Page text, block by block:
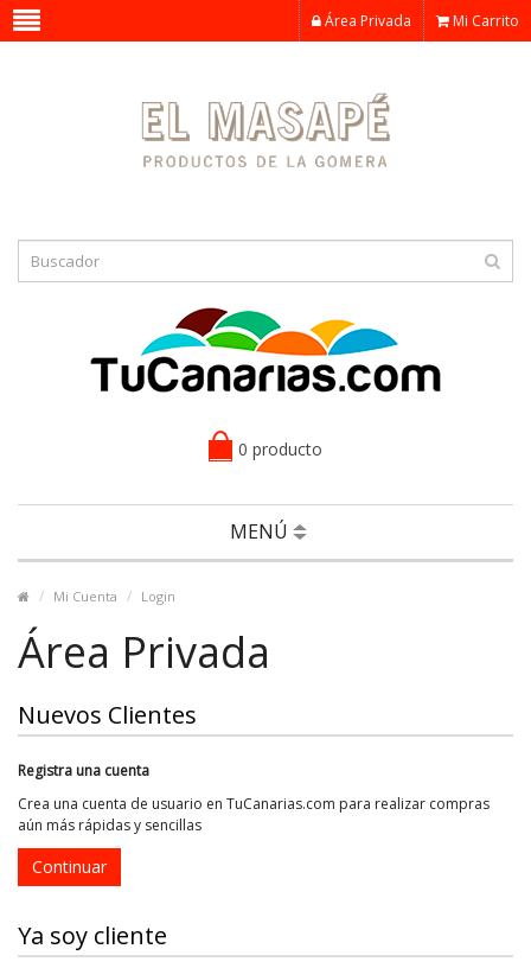
Área Privada Mi Carrito
0 producto
MENÚ
Mi Cuenta Login
Área Privada
Nuevos Clientes
Registra una cuenta
Crea una cuenta de usuario en TuCanarias.com para realizar compras
aún más rápidas y sencillas
Continuar
Ya soy cliente